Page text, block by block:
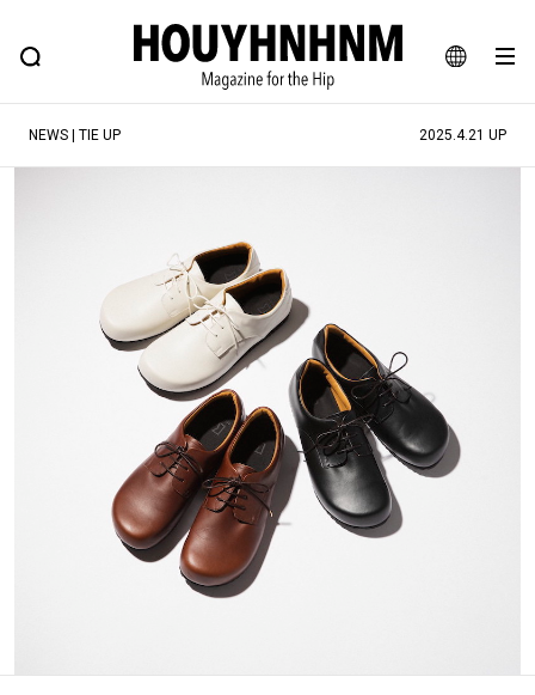
JA
EN
FEATURE BLOG SNAP
ヒップなファッション、カルチャー、ライフスタイルWEBマガジン
#SHOPPING ADDICT #憧れの逸品
#ESSENTIAL DESIGNS #古着サミット
#NEW VINTAGE #マイナーグッド図鑑
#路地裏てぃーん。 #MONTHLY JOURNAL
#GH 銘品の所以 #フイナムのYouTube
#Commune H #FOCUS IT #AH.H
#ととけん #FASHION #MUSIC #MOVIE
#LIFESTYLE #SNEAKER #OUTDOOR
#HANDSOME HANDBOOK
NEWS | TIE UP 2025.4.21 UP